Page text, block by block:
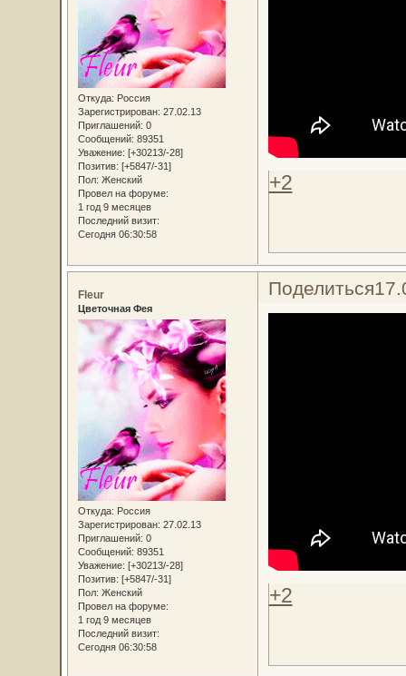
Откуда: Россия
Зарегистрирован: 27.02.13
Приглашений: 0
Сообщений: 89351
Уважение: [+30213/-28]
Позитив: [+5847/-31]
Пол: Женский
Провел на форуме:
1 год 9 месяцев
Последний визит:
Сегодня 06:30:58
+2
Поделиться
Fleur
Цветочная Фея
Откуда: Россия
Зарегистрирован: 27.02.13
Приглашений: 0
Сообщений: 89351
Уважение: [+30213/-28]
Позитив: [+5847/-31]
Пол: Женский
Провел на форуме:
1 год 9 месяцев
Последний визит:
Сегодня 06:30:58
+2